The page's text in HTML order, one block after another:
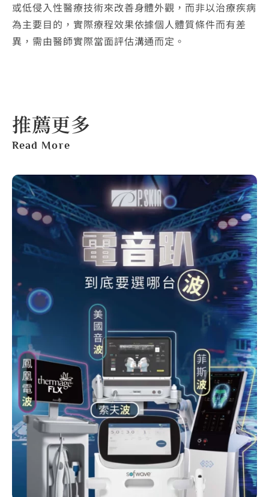
或低侵入性醫療技術來改善身體外觀，而非以治療疾病
為主要目的，實際療程效果依據個人體質條件而有差
異，需由醫師實際當面評估溝通而定。
推薦更多
Read More